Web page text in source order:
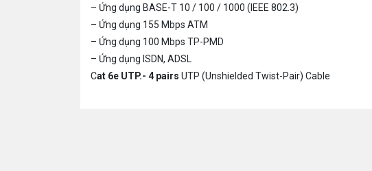
– Ứng dụng BASE-T 10 / 100 / 1000 (IEEE 802.3)
– Ứng dụng 155 Mbps ATM
– Ứng dụng 100 Mbps TP-PMD
– Ứng dụng ISDN, ADSL
Cat 6e UTP.- 4 pairs UTP (Unshielded Twist-Pair) Cable